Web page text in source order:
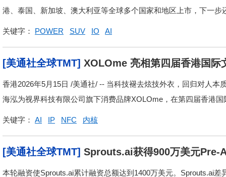
港、泰国、新加坡、澳大利亚等全球多个国家和地区上市，下一步
关键字： POWER SUV IO AI
[美通社全球TMT] XOLOme 亮相第四届香港国际
品类
香港2026年5月15日 /美通社/ -- 当科技褪去炫技外衣，回归对人
海泓为视界科技有限公司旗下消费品牌XOLOme，在第四届香港
关键字： AI IP NFC 内核
[美通社全球TMT] Sprouts.ai获得900万美元Pre-
领投，旨在凭借面向B2B企业的差异化数据扩展
本轮融资使Sprouts.ai累计融资总额达到1400万美元。Sprouts.ai